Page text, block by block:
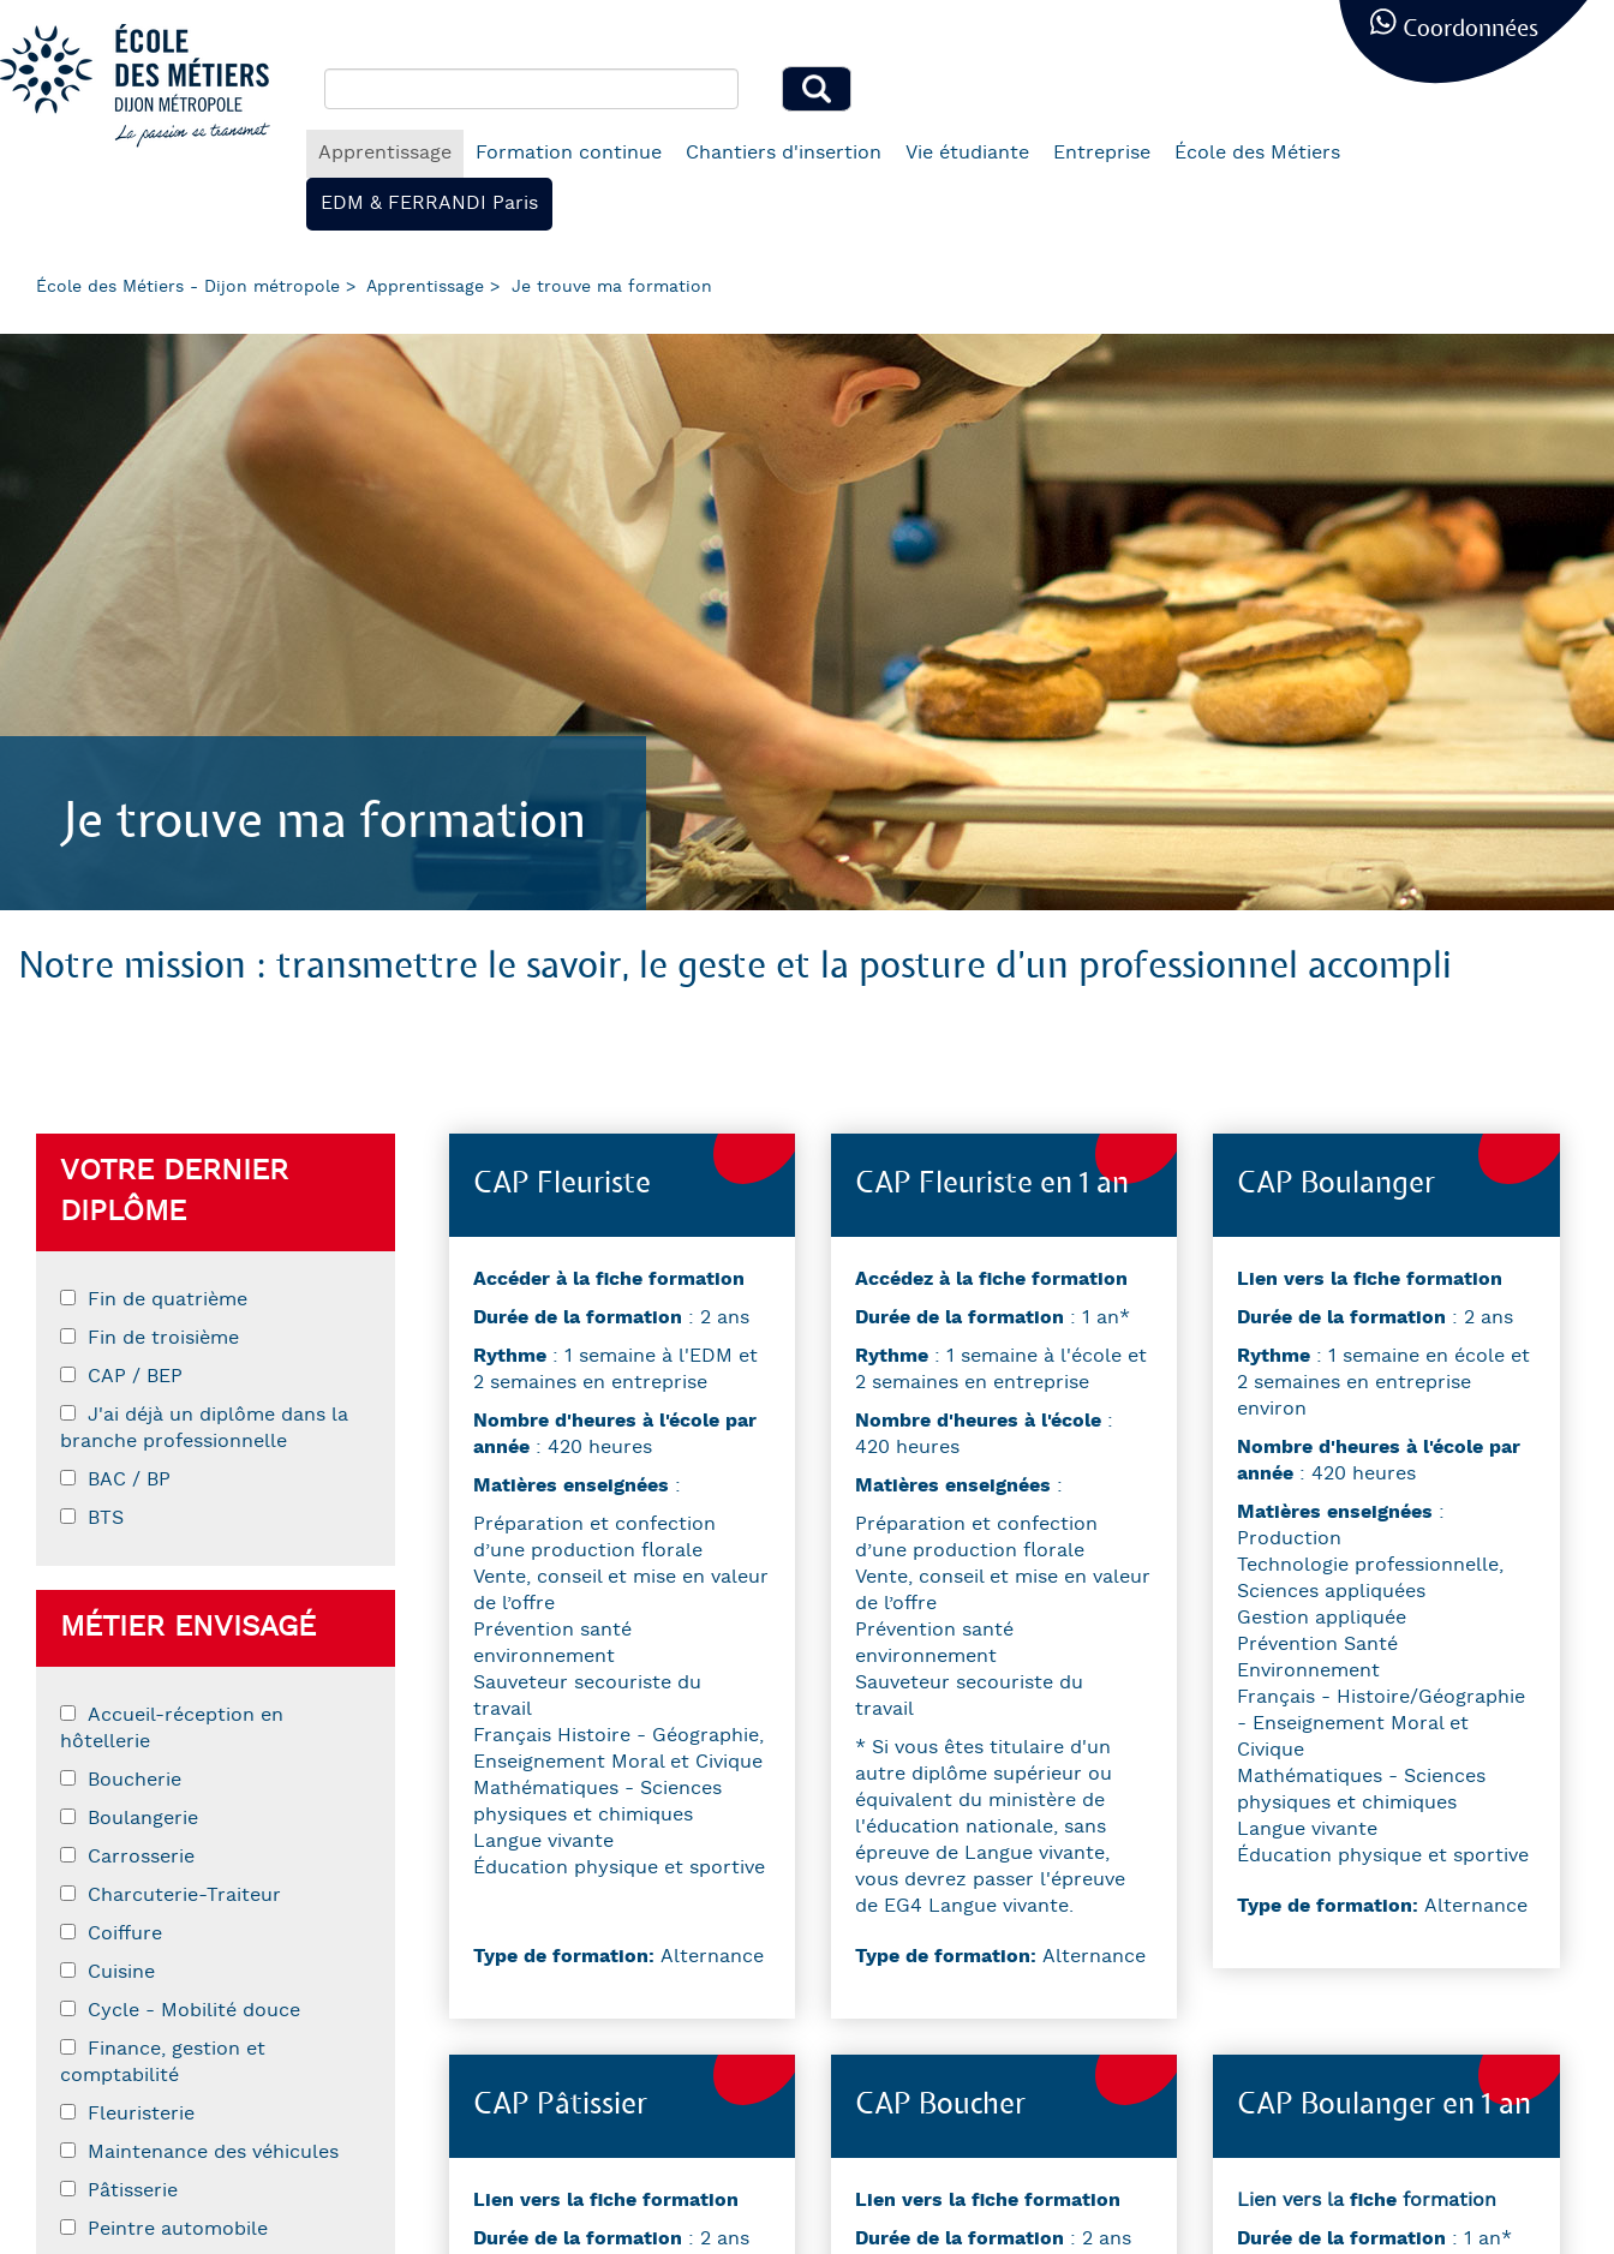
contenu
principal
Navigation
principale
Apprentissage Formation continue Chantiers d'insertion Vie étudiante Entreprise
École des Métiers
EDM & FERRANDI Paris
Coordonnées
École des Métiers - Dijon métropole Apprentissage Je trouve ma formation
Je trouve ma formation
Notre mission : transmettre le savoir, le geste et la posture d’un professionnel accompli
VOTRE DERNIER
DIPLÔME
Fin de quatrième
Fin de troisième
CAP / BEP
J'ai déjà un diplôme dans la
branche professionnelle
BAC / BP
BTS
MÉTIER ENVISAGÉ
Accueil-réception en
hôtellerie
Boucherie
Boulangerie
Carrosserie
Charcuterie-Traiteur
Coiffure
Cuisine
Cycle - Mobilité douce
Finance, gestion et
comptabilité
Fleuristerie
Maintenance des véhicules
Pâtisserie
Peintre automobile
CAP Fleuriste
Accéder à la fiche formation
Durée de la formation : 2 ans
Rythme : 1 semaine à l'EDM et
2 semaines en entreprise
Nombre d'heures à l'école par
année: 420 heures
Matières enseignées :
Préparation et confection
d’une production florale
Vente, conseil et mise en valeur
de l’offre
Prévention santé
environnement
Sauveteur secouriste du
travail
Français Histoire - Géographie,
Enseignement Moral et Civique
Mathématiques - Sciences
physiques et chimiques
Langue vivante
Éducation physique et sportive
Type de formation: Alternance
CAP Fleuriste en 1 an
Accédez à la fiche formation
Durée de la formation : 1 an*
Rythme : 1 semaine à l'école et
2 semaines en entreprise
Nombre d'heures à l'école :
420 heures
Matières enseignées :
Préparation et confection
d’une production florale
Vente, conseil et mise en valeur
de l’offre
Prévention santé
environnement
Sauveteur secouriste du
travail
* Si vous êtes titulaire d'un
autre diplôme supérieur ou
équivalent du ministère de
l'éducation nationale, sans
épreuve de Langue vivante,
vous devrez passer l'épreuve
de EG4 Langue vivante.
Type de formation: Alternance
CAP Boulanger
Lien vers la fiche formation
Durée de la formation : 2 ans
Rythme : 1 semaine en école et
2 semaines en entreprise
environ
Nombre d'heures à l'école par
année : 420 heures
Matières enseignées :
Production
Technologie professionnelle,
Sciences appliquées
Gestion appliquée
Prévention Santé
Environnement
Français - Histoire/Géographie
- Enseignement Moral et
Civique
Mathématiques - Sciences
physiques et chimiques
Langue vivante
Éducation physique et sportive
Type de formation:Alternance
CAP Pâtissier
Lien vers la fiche formation
Durée de la formation : 2 ans
CAP Boucher
Lien vers la fiche formation
Durée de la formation : 2 ans
CAP Boulanger en 1 an
Lien vers lafiche formation
Durée de la formation : 1 an*